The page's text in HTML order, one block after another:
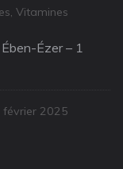
, Vitamines
Ézer – 1
février 2025